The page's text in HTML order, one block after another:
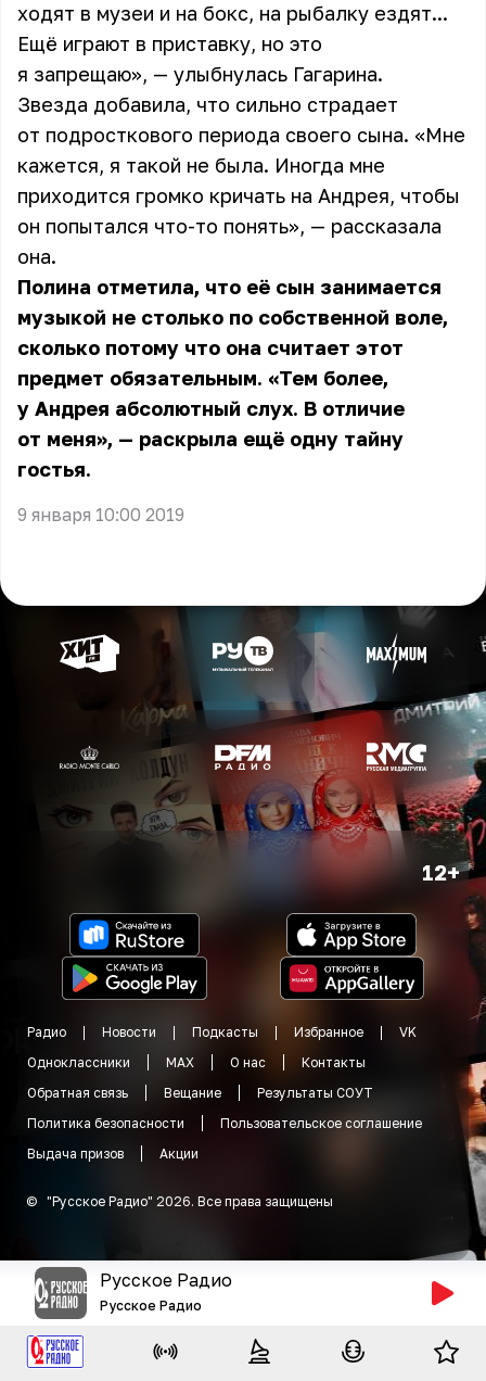
ходят в музеи и на бокс, на рыбалку ездят...
Ещё играют в приставку, но это
я запрещаю», — улыбнулась Гагарина.
Звезда добавила, что сильно страдает
от подросткового периода своего сына. «Мне
кажется, я такой не была. Иногда мне
приходится громко кричать на Андрея, чтобы
он попытался что-то понять», — рассказала
она.
Полина отметила, что её сын занимается
музыкой не столько по собственной воле,
сколько потому что она считает этот
предмет обязательным. «Тем более,
у Андрея абсолютный слух. В отличие
от меня», — раскрыла ещё одну тайну
гостья.
9 января 10:00 2019
12+
Радио Новости Подкасты Избранное
VK
Одноклассники
MAX О нас
Контакты
Обратная связь
Вещание
Результаты СОУТ
Политика безопасности
Пользовательское соглашение
Выдача призов
Акции
© "Русское Радио" 2026. Все права защищены
Русское Радио
Русское Радио